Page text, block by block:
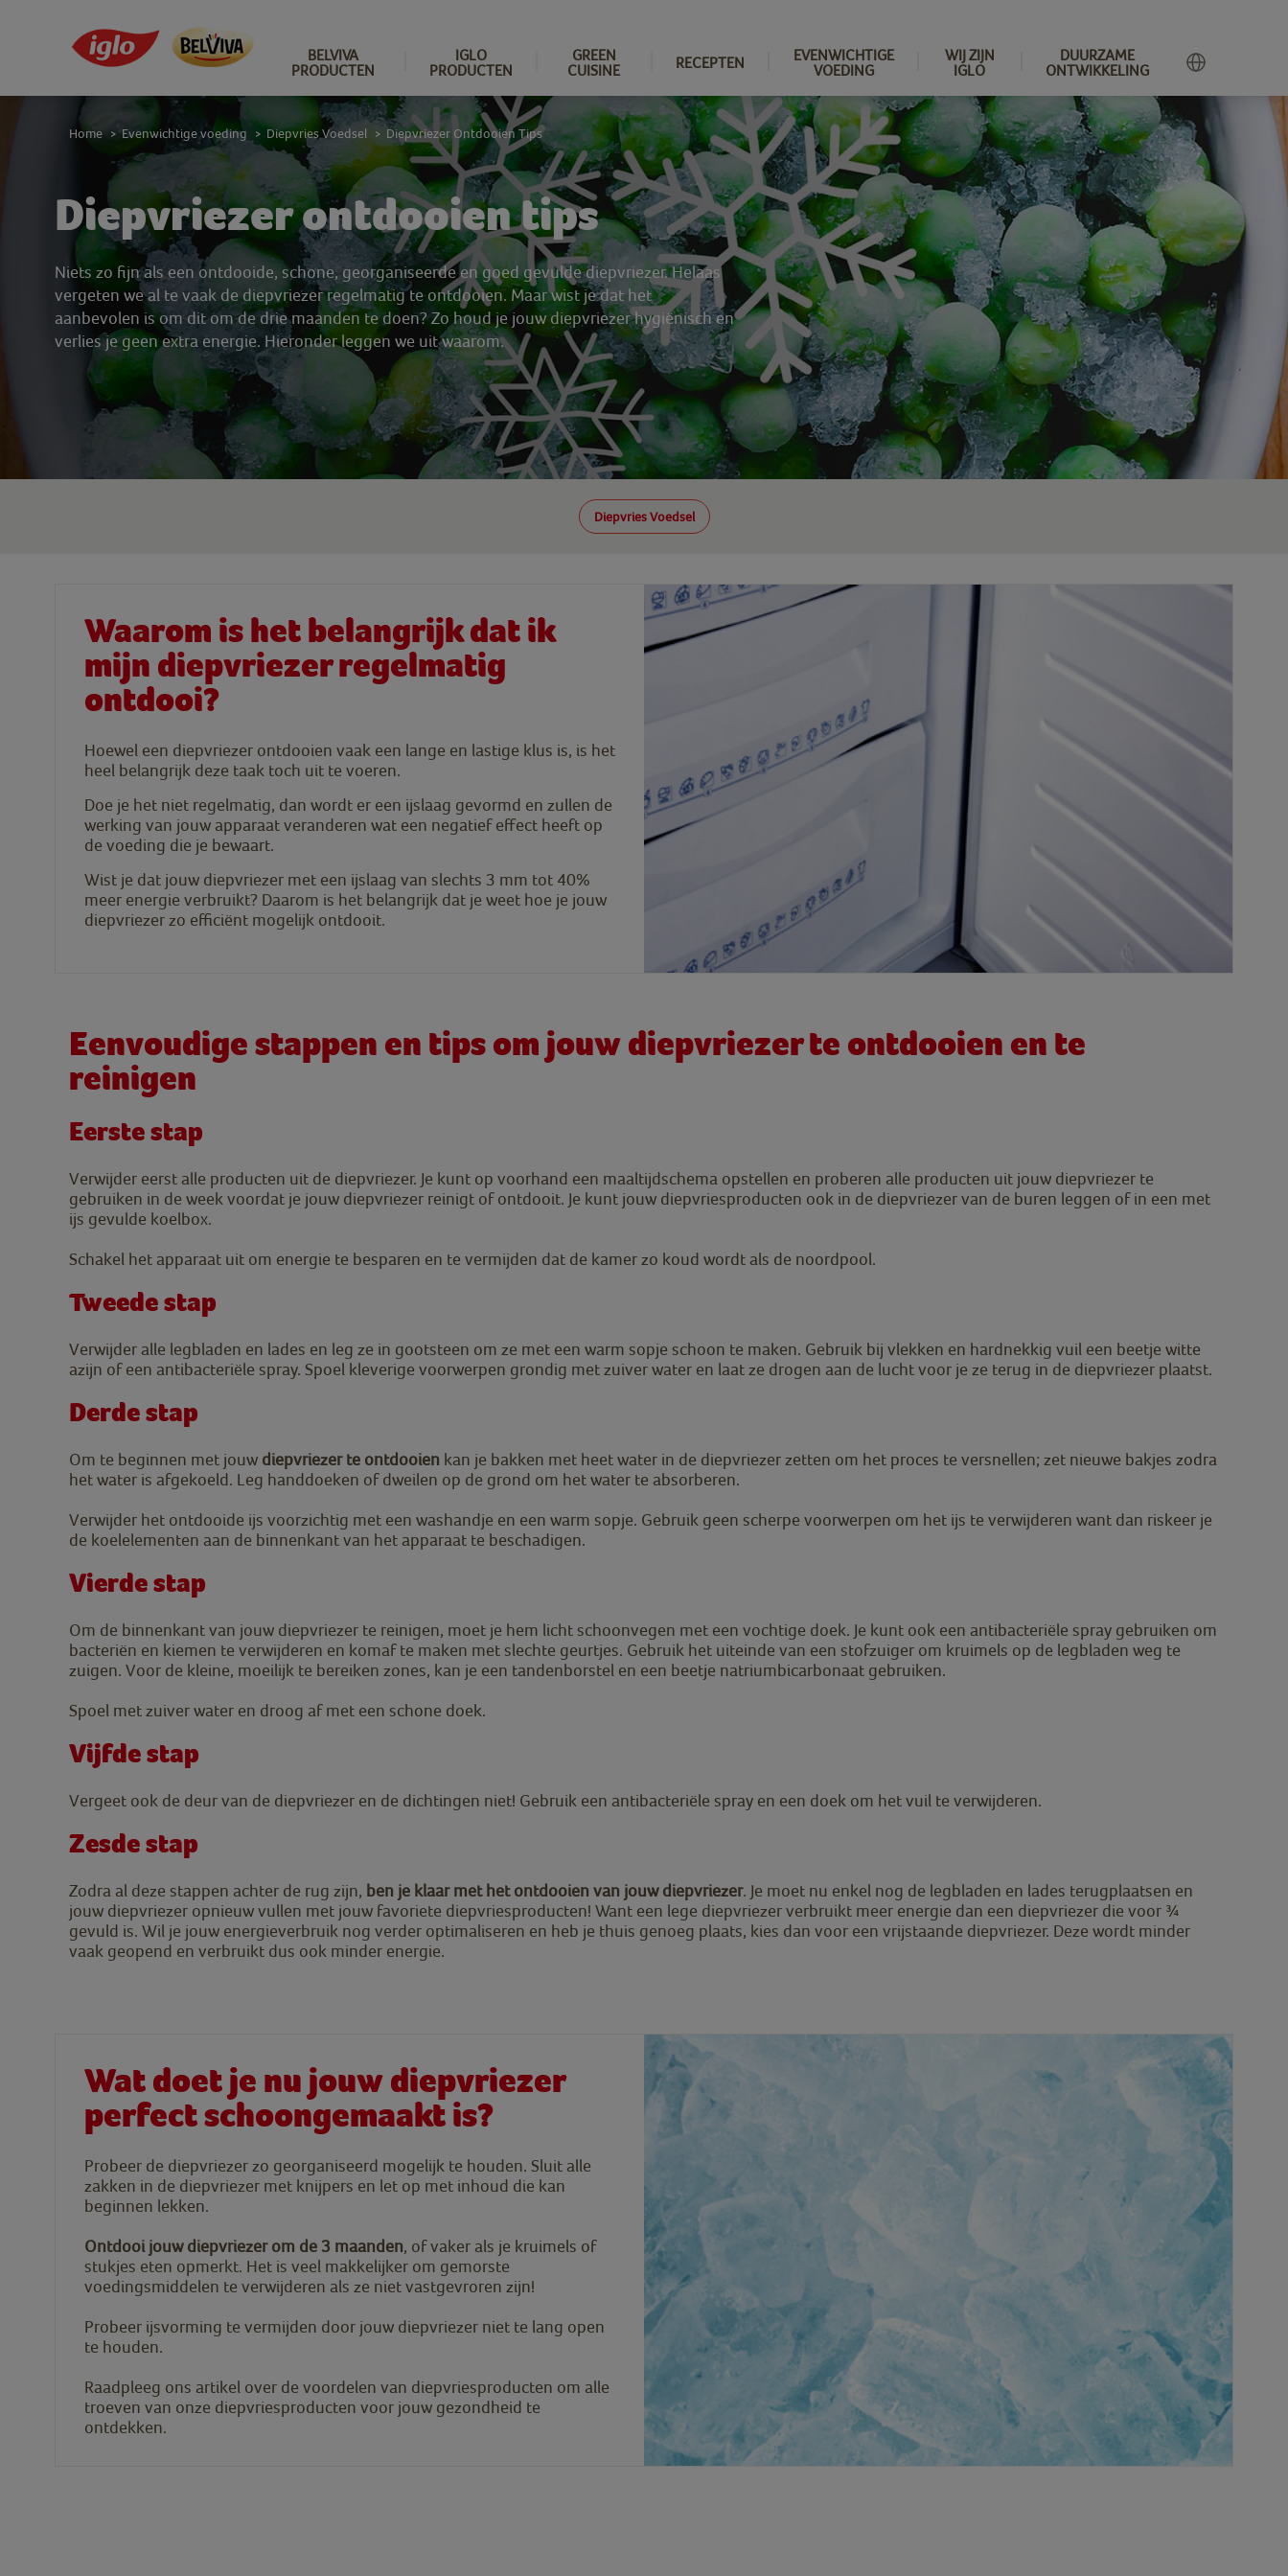
BELVIVA
PRODUCTEN
IGLO
PRODUCTEN
GREEN
CUISINE
RECEPTEN
EVENWICHTIGE
VOEDING
WIJ ZIJN
IGLO
DUURZAME
ONTWIKKELING
Diepvriezer ontdooien tips
Niets zo fijn als een ontdooide, schone, georganiseerde en goed gevulde diepvriezer. Helaas
vergeten we al te vaak de diepvriezer regelmatig te ontdooien. Maar wist je dat het
aanbevolen is om dit om de drie maanden te doen? Zo houd je jouw diepvriezer hygiënisch en
verlies je geen extra energie. Hieronder leggen we uit waarom.
Diepvries Voedsel
Home > Evenwichtige voeding > Diepvries Voedsel > Diepvriezer Ontdooien Tips
Waarom is het belangrijk dat ik
mijn diepvriezer regelmatig
ontdooi?
Hoewel een diepvriezer ontdooien vaak een lange en lastige klus is, is het
heel belangrijk deze taak toch uit te voeren.
Doe je het niet regelmatig, dan wordt er een ijslaag gevormd en zullen de
werking van jouw apparaat veranderen wat een negatief effect heeft op
de voeding die je bewaart.
Wist je dat jouw diepvriezer met een ijslaag van slechts 3 mm tot 40%
meer energie verbruikt? Daarom is het belangrijk dat je weet hoe je jouw
diepvriezer zo efficiënt mogelijk ontdooit.
Eenvoudige stappen en tips om jouw diepvriezer te ontdooien en te
reinigen
Eerste stap
Verwijder eerst alle producten uit de diepvriezer. Je kunt op voorhand een maaltijdschema opstellen en proberen alle producten uit jouw diepvriezer te
gebruiken in de week voordat je jouw diepvriezer reinigt of ontdooit. Je kunt jouw diepvriesproducten ook in de diepvriezer van de buren leggen of in een met
ijs gevulde koelbox.
Schakel het apparaat uit om energie te besparen en te vermijden dat de kamer zo koud wordt als de noordpool.
Tweede stap
Verwijder alle legbladen en lades en leg ze in gootsteen om ze met een warm sopje schoon te maken. Gebruik bij vlekken en hardnekkig vuil een beetje witte
azijn of een antibacteriële spray. Spoel kleverige voorwerpen grondig met zuiver water en laat ze drogen aan de lucht voor je ze terug in de diepvriezer plaatst.
Derde stap
Om te beginnen met jouw diepvriezer te ontdooien kan je bakken met heet water in de diepvriezer zetten om het proces te versnellen; zet nieuwe bakjes zodra
het water is afgekoeld. Leg handdoeken of dweilen op de grond om het water te absorberen.
Verwijder het ontdooide ijs voorzichtig met een washandje en een warm sopje. Gebruik geen scherpe voorwerpen om het ijs te verwijderen want dan riskeer je
de koelelementen aan de binnenkant van het apparaat te beschadigen.
Vierde stap
Om de binnenkant van jouw diepvriezer te reinigen, moet je hem licht schoonvegen met een vochtige doek. Je kunt ook een antibacteriële spray gebruiken om
bacteriën en kiemen te verwijderen en komaf te maken met slechte geurtjes. Gebruik het uiteinde van een stofzuiger om kruimels op de legbladen weg te
zuigen. Voor de kleine, moeilijk te bereiken zones, kan je een tandenborstel en een beetje natriumbicarbonaat gebruiken.
Spoel met zuiver water en droog af met een schone doek.
Vijfde stap
Vergeet ook de deur van de diepvriezer en de dichtingen niet! Gebruik een antibacteriële spray en een doek om het vuil te verwijderen.
Zesde stap
Zodra al deze stappen achter de rug zijn, ben je klaar met het ontdooien van jouw diepvriezer. Je moet nu enkel nog de legbladen en lades terugplaatsen en
jouw diepvriezer opnieuw vullen met jouw favoriete diepvriesproducten! Want een lege diepvriezer verbruikt meer energie dan een diepvriezer die voor ¾
gevuld is. Wil je jouw energieverbruik nog verder optimaliseren en heb je thuis genoeg plaats, kies dan voor een vrijstaande diepvriezer. Deze wordt minder
vaak geopend en verbruikt dus ook minder energie.
Wat doet je nu jouw diepvriezer
perfect schoongemaakt is?
Probeer de diepvriezer zo georganiseerd mogelijk te houden. Sluit alle
zakken in de diepvriezer met knijpers en let op met inhoud die kan
beginnen lekken.
Ontdooi jouw diepvriezer om de 3 maanden, of vaker als je kruimels of
stukjes eten opmerkt. Het is veel makkelijker om gemorste
voedingsmiddelen te verwijderen als ze niet vastgevroren zijn!
Probeer ijsvorming te vermijden door jouw diepvriezer niet te lang open
te houden.
Raadpleeg ons artikel over de voordelen van diepvriesproducten om alle
troeven van onze diepvriesproducten voor jouw gezondheid te
ontdekken.